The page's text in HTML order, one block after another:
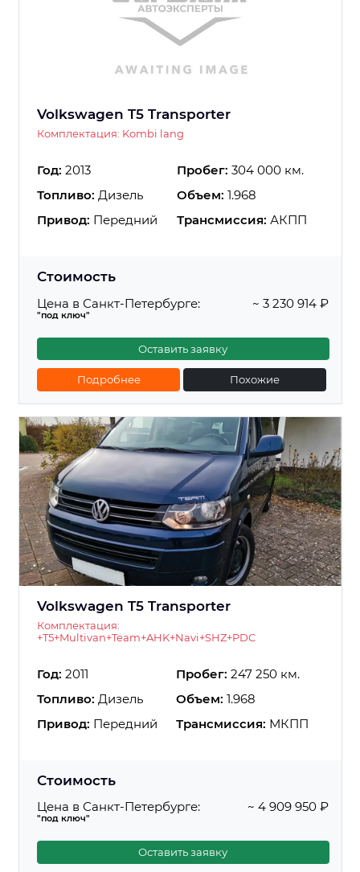
Volkswagen T5 Transporter
Комплектация: Kombi lang
Год: 2013 Пробег: 304 000 км.
Топливо: Дизель Объем: 1.968
Привод: Передний Трансмиссия: АКПП
Стоимость
Цена в Санкт-Петербурге:
"под ключ"
~ 3 230 914 ₽
Оставить заявку
Подробнее Похожие
Volkswagen T5 Transporter
Комплектация:
+T5+Multivan+Team+AHK+Navi+SHZ+PDC
Год: 2011 Пробег: 247 250 км.
Топливо: Дизель Объем: 1.968
Привод: Передний Трансмиссия: МКПП
Стоимость
Цена в Санкт-Петербурге:
"под ключ"
~ 4 909 950 ₽
Оставить заявку